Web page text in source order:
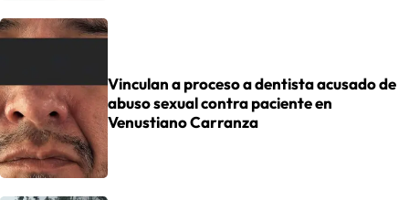
Vinculan a proceso a dentista acusado de
abuso sexual contra paciente en
Venustiano Carranza